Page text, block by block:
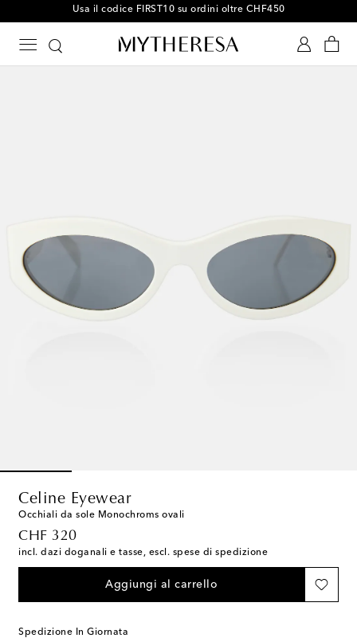
Usa il codice FIRST10 su ordini oltre CHF450
Celine Eyewear
Occhiali da sole Monochroms ovali
CHF 320
original price
incl. dazi doganali e tasse, escl. spese di spedizione
Aggiungi al carrello
Spedizione In Giornata